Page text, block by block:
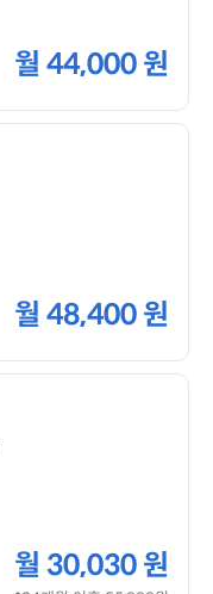
월 44,000 원
월 48,400 원
월 30,030 원